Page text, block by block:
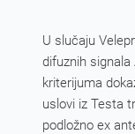
U slučaju
difuznih
kriterijuma
uslovi iz Testa
podložno ex